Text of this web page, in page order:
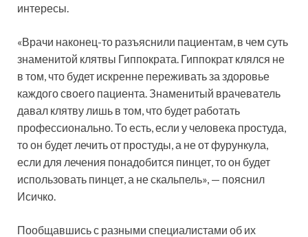
интересы.
«Врачи наконец-то разъяснили пациентам, в чем суть
знаменитой клятвы Гиппократа. Гиппократ клялся не
в том, что будет искренне переживать за здоровье
каждого своего пациента. Знаменитый врачеватель
давал клятву лишь в том, что будет работать
профессионально. То есть, если у человека простуда,
то он будет лечить от простуды, а не от фурункула,
если для лечения понадобится пинцет, то он будет
использовать пинцет, а не скальпель», — пояснил
Исичко.
Пообщавшись с разными специалистами об их